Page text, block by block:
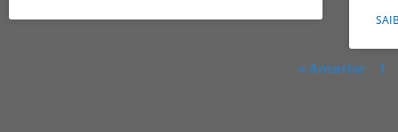
« Anterior 1